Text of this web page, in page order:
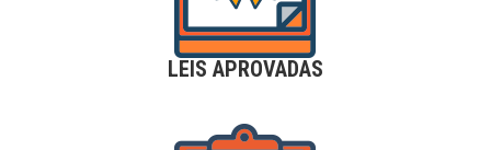
LEIS APROVADAS